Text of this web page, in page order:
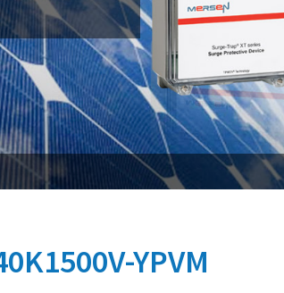
YPVM